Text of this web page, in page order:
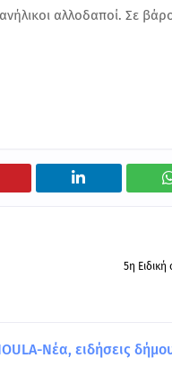
αλλοδαποί. Σε
5η
Νέα, ειδήσεις